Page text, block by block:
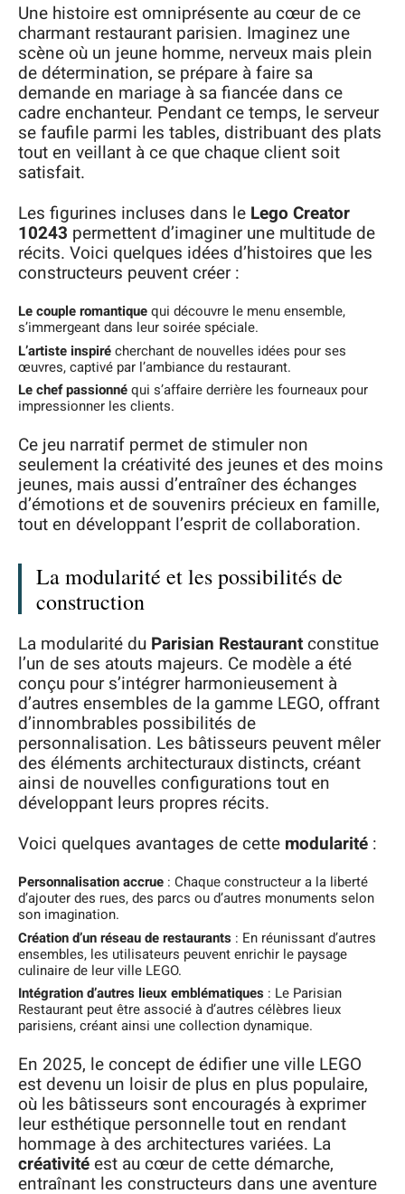
Une histoire est omniprésente au cœur de ce
charmant restaurant parisien. Imaginez une
scène où un jeune homme, nerveux mais plein
de détermination, se prépare à faire sa
demande en mariage à sa fiancée dans ce
cadre enchanteur. Pendant ce temps, le serveur
se faufile parmi les tables, distribuant des plats
tout en veillant à ce que chaque client soit
satisfait.
Les figurines incluses dans le Lego Creator
10243 permettent d’imaginer une multitude de
récits. Voici quelques idées d’histoires que les
constructeurs peuvent créer :
Le couple romantiquequi découvre le menu ensemble,
s’immergeant dans leur soirée spéciale.
L’artiste inspirécherchant de nouvelles idées pour ses
œuvres, captivé par l’ambiance du restaurant.
Le chef passionnéqui s’affaire derrière les fourneaux pour
impressionner les clients.
Ce jeu narratif permet de stimuler non
seulement la créativité des jeunes et des moins
jeunes, mais aussi d’entraîner des échanges
d’émotions et de souvenirs précieux en famille,
tout en développant l’esprit de collaboration.
La modularité et les possibilités de
construction
La modularité du Parisian Restaurantconstitue
l’un de ses atouts majeurs. Ce modèle a été
conçu pour s’intégrer harmonieusement à
d’autres ensembles de la gamme LEGO, offrant
d’innombrables possibilités de
personnalisation. Les bâtisseurs peuvent mêler
des éléments architecturaux distincts, créant
ainsi de nouvelles configurations tout en
développant leurs propres récits.
Voici quelques avantages de cette modularité :
Personnalisation accrue : Chaque constructeur a la liberté
d’ajouter des rues, des parcs ou d’autres monuments selon
son imagination.
Création d’un réseau de restaurants : En réunissant d’autres
ensembles, les utilisateurs peuvent enrichir le paysage
culinaire de leur ville LEGO.
Intégration d’autres lieux emblématiques : Le Parisian
Restaurant peut être associé à d’autres célèbres lieux
parisiens, créant ainsi une collection dynamique.
En 2025, le concept de édifier une ville LEGO
est devenu un loisir de plus en plus populaire,
où les bâtisseurs sont encouragés à exprimer
leur esthétique personnelle tout en rendant
hommage à des architectures variées. La
créativitéest au cœur de cette démarche,
entraînant les constructeurs dans une aventure